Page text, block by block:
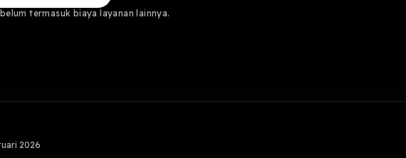
termasuk biaya layanan lainnya.
2026